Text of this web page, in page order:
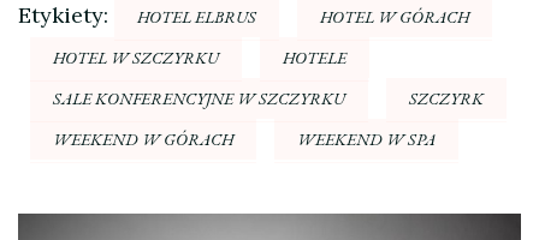
Etykiety: HOTEL ELBRUS
HOTEL W GÓRACH
HOTEL W SZCZYRKU
HOTELE
SALE KONFERENCYJNE W SZCZYRKU
SZCZYRK
WEEKEND W GÓRACH
WEEKEND W SPA